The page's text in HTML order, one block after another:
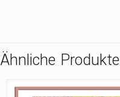
Ähnliche Produkte